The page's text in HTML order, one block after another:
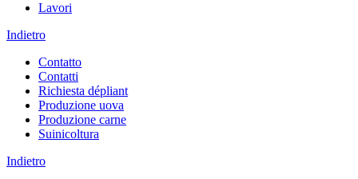
Lavori
Indietro
Contatto
Contatti
Richiesta dépliant
Produzione uova
Produzione carne
Suinicoltura
Indietro